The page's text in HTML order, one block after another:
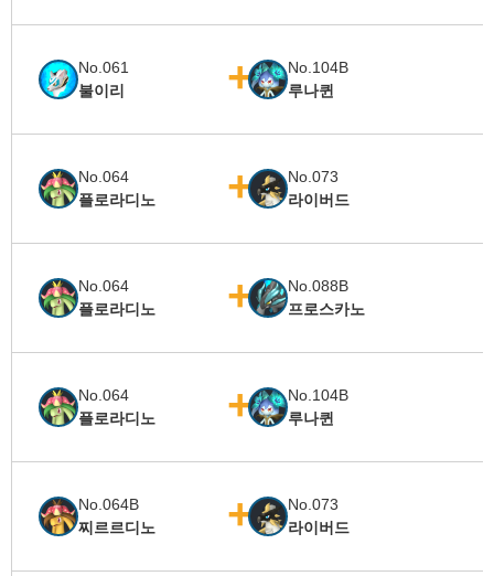
No.061
불이리
No.104B
루나퀸
No.064
플로라디노
No.073
라이버드
No.064
플로라디노
No.088B
프로스카노
No.064
플로라디노
No.104B
루나퀸
No.064B
찌르르디노
No.073
라이버드